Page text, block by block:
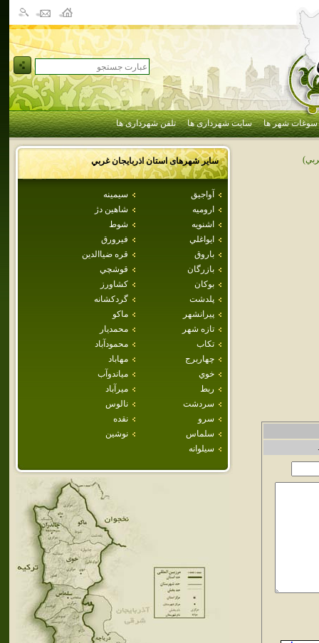
سوغات شهر ها سایت شهرداری ها تلفن شهرداری ها
سایر شهرهای استاناذربايجان غربي
آواجيق
سيمينه
اروميه
شاهين دژ
اشنويه
شوط
ايواغلي
فيرورق
باروق
قره ضياالدين
بازرگان
قوشچي
بوكان
كشاورز
پلدشت
گردکشانه
پيرانشهر
ماكو
تازه شهر
محمديار
تكاب
محمودآباد
چهاربرج
مهاباد
خوي
مياندوآب
ربط
ميرآباد
سردشت
نالوس
سرو
نقده
سلماس
نوشين
سيلوانه